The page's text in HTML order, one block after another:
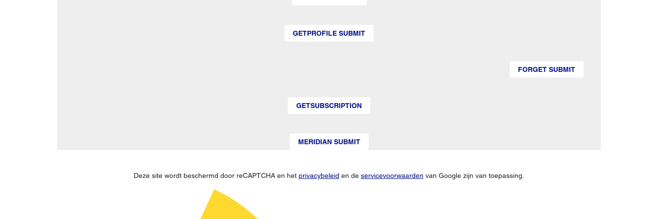
GETPROFILE SUBMIT
FORGET SUBMIT
GETSUBSCRIPTION
MERIDIAN SUBMIT
Deze site wordt beschermd door reCAPTCHA en het privacybeleid en de servicevoorwaarden van Google zijn van toepassing.